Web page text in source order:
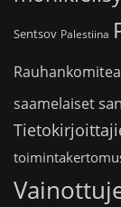
Sentsov Palestiina
Rauhankomitea
saamelaiset